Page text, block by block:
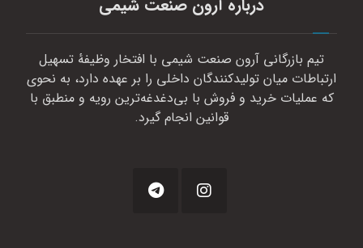
درباره آرون صنعت شیمی
تیم بازرگانی آرون صنعت شیمی با افتخار وظیفهٔ تسهیل
ارتباطات میان تولیدکنندگان داخلی را بر عهده دارد، به نحوی
که عملیات خرید و فروش با بی‌دغدغه‌ترین رویه و منطبق با
قوانین انجام گیرد.